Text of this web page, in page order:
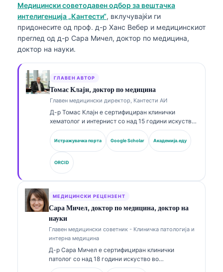
Медицински советодавен одбор за вештачка
интелигенција „Кантести“, вклучувајќи ги
придонесите од проф. д-р Ханс Вебер и медицинскиот
преглед од д-р Сара Мичел, доктор по медицина,
доктор на науки.
ГЛАВЕН АВТОР
Томас Клајн, доктор по медицина
Главен медицински директор, Кантести АИ
Д-р Томас Клајн е сертифициран клинички
хематолог и интернист со над 15 години искуство
во лабораториска медицина и клиничка анализа
потпомогната со ВИ. Како главен медицински
директор во Kantesti AI, тој обезбедува клинички
надзор над медицинската точност на
сопственичката невронска мрежа. Д-р Клајн има
објавено обемно на теми поврзани со
интерпретација на биомаркери и лабораториска
медицина.
Истражувачка порта Google Scholar Академија.еду
ORCID
МЕДИЦИНСКИ РЕЦЕНЗЕНТ
Сара Мичел, доктор по медицина, доктор на
науки
Главен медицински советник - Клиничка патологија и
интерна медицина
Д-р Сара Мичел е сертифициран клинички
патолог со над 18 години искуство во
лабораториска медицина и дијагностичка